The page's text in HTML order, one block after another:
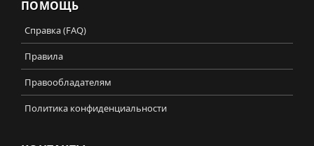
ПОМОЩЬ
Справка (FAQ)
Правила
Правообладателям
Политика конфиденциальности